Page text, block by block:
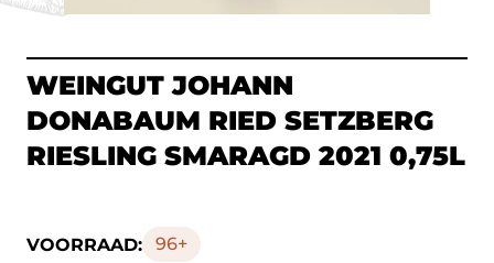
WEINGUT JOHANN
DONABAUM RIED SETZBERG
RIESLING SMARAGD 2021 0,75L
VOORRAAD: 96+